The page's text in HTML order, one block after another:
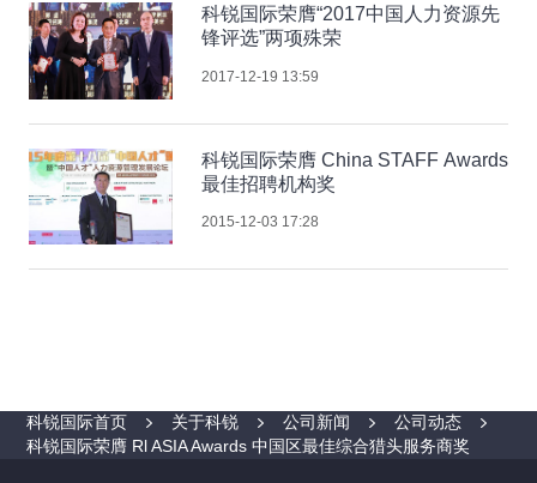
科锐国际荣膺“2017中国人力资源先
锋评选”两项殊荣
2017-12-19 13:59
科锐国际荣膺 China STAFF Awards
最佳招聘机构奖
2015-12-03 17:28
科锐国际首页 关于科锐 公司新闻
公司动态
科锐国际荣膺 Rl ASIA Awards 中国区最佳综合猎头服务商奖